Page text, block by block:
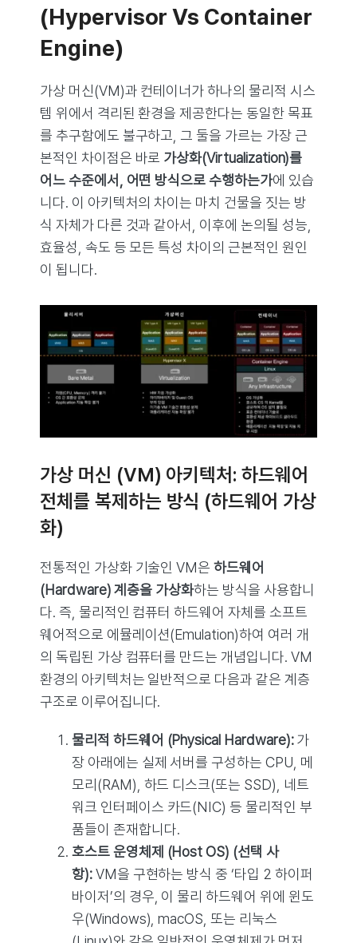
(Hypervisor Vs Container
Engine)
가상 머신(VM)과 컨테이너가 하나의 물리적 시스
템 위에서 격리된 환경을 제공한다는 동일한 목표
를 추구함에도 불구하고, 그 둘을 가르는 가장 근
본적인 차이점은 바로 가상화(Virtualization)를
어느 수준에서, 어떤 방식으로 수행하는가에 있습
니다. 이 아키텍처의 차이는 마치 건물을 짓는 방
식 자체가 다른 것과 같아서, 이후에 논의될 성능,
효율성, 속도 등 모든 특성 차이의 근본적인 원인
이 됩니다.
가상 머신 (VM) 아키텍처: 하드웨어
전체를 복제하는 방식 (하드웨어 가상
화)
전통적인 가상화 기술인 VM은하드웨어
(Hardware) 계층을 가상화하는 방식을 사용합니
다. 즉, 물리적인 컴퓨터 하드웨어 자체를 소프트
웨어적으로 에뮬레이션(Emulation)하여 여러 개
의 독립된 가상 컴퓨터를 만드는 개념입니다. VM
환경의 아키텍처는 일반적으로 다음과 같은 계층
구조로 이루어집니다.
물리적 하드웨어 (Physical Hardware):가
장 아래에는 실제 서버를 구성하는 CPU, 메
모리(RAM), 하드 디스크(또는 SSD), 네트
워크 인터페이스 카드(NIC) 등 물리적인 부
품들이 존재합니다.
호스트 운영체제 (Host OS) (선택 사
항):VM을 구현하는 방식 중 ‘타입 2 하이퍼
바이저’의 경우, 이 물리 하드웨어 위에 윈도
우(Windows), macOS, 또는 리눅스